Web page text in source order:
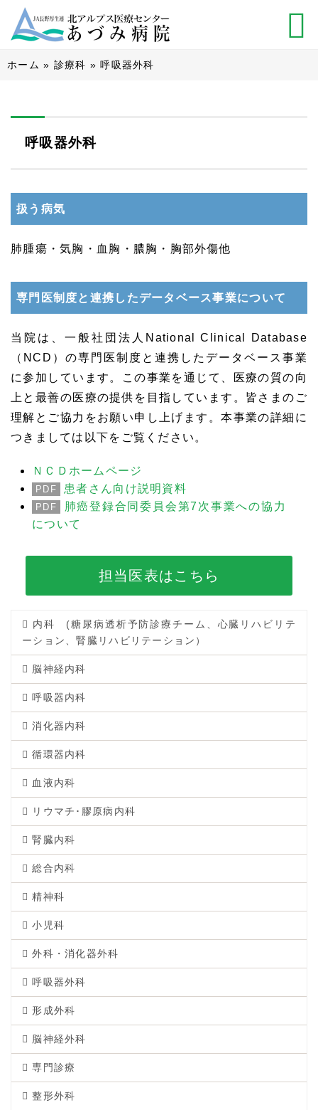
ホーム » 診療科 »呼吸器外科
呼吸器外科
扱う病気
肺腫瘍・気胸・血胸・膿胸・胸部外傷他
専門医制度と連携したデータベース事業について
当院は、一般社団法人National Clinical Database
（NCD）の専門医制度と連携したデータベース事業
に参加しています。この事業を通じて、医療の質の向
上と最善の医療の提供を目指しています。皆さまのご
理解とご協力をお願い申し上げます。本事業の詳細に
つきましては以下をご覧ください。
ＮＣＤホームページ
PDF 患者さん向け説明資料
PDF
肺癌登録合同委員会第7次事業への協力
について
担当医表はこちら
内科 (糖尿病透析予防診療チーム、心臓リハビリテ
ーション、腎臓リハビリテーション）
脳神経内科
呼吸器内科
消化器内科
循環器内科
血液内科
リウマチ･膠原病内科
腎臓内科
総合内科
精神科
小児科
外科・消化器外科
呼吸器外科
形成外科
脳神経外科
専門診療
整形外科